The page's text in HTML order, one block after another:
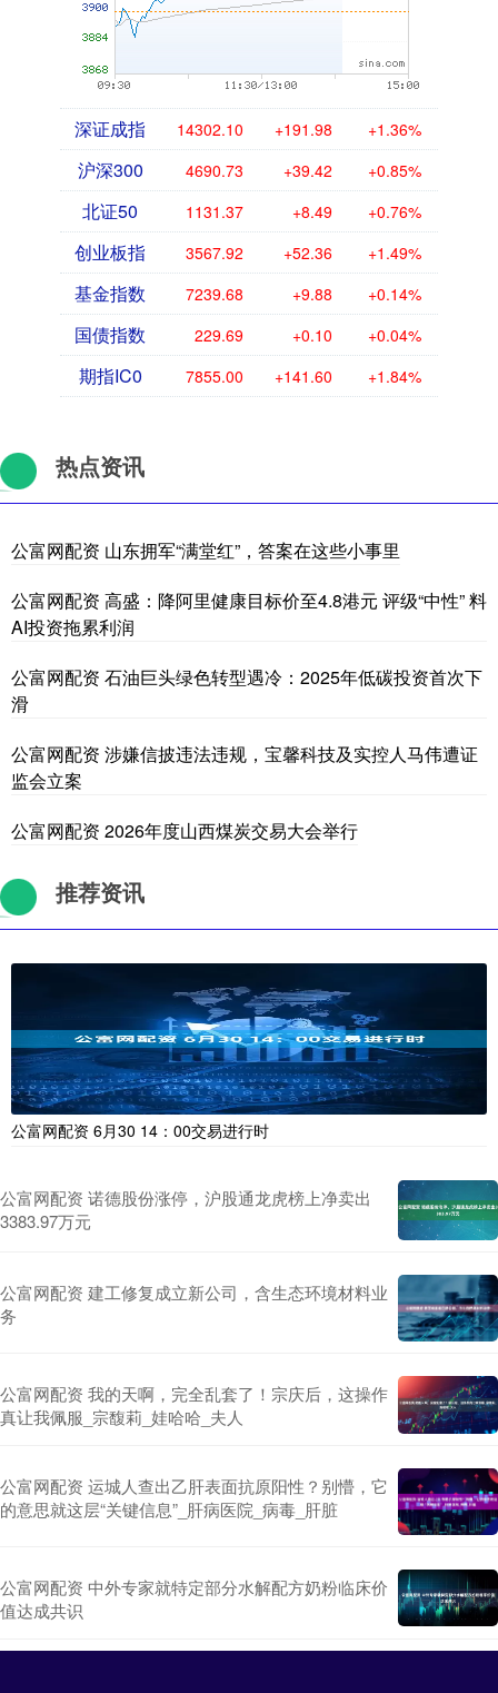
深证成指 14302.10 +191.98 +1.36%
沪深300 4690.73 +39.42 +0.85%
北证50 1131.37 +8.49 +0.76%
创业板指 3567.92 +52.36 +1.49%
基金指数 7239.68 +9.88 +0.14%
国债指数 229.69 +0.10 +0.04%
期指IC0 7855.00 +141.60 +1.84%
热点资讯
公富网配资 山东拥军“满堂红”，答案在这些小事里
公富网配资 高盛：降阿里健康目标价至4.8港元 评级“中性” 料
AI投资拖累利润
公富网配资 石油巨头绿色转型遇冷：2025年低碳投资首次下
滑
公富网配资 涉嫌信披违法违规，宝馨科技及实控人马伟遭证
监会立案
公富网配资 2026年度山西煤炭交易大会举行
推荐资讯
公富网配资 6月30 14：00交易进行时
公富网配资 诺德股份涨停，沪股通龙虎榜上净卖出
3383.97万元
公富网配资 建工修复成立新公司，含生态环境材料业
务
公富网配资 我的天啊，完全乱套了！宗庆后，这操作
真让我佩服_宗馥莉_娃哈哈_夫人
公富网配资 运城人查出乙肝表面抗原阳性？别懵，它
的意思就这层“关键信息”_肝病医院_病毒_肝脏
公富网配资 中外专家就特定部分水解配方奶粉临床价
值达成共识